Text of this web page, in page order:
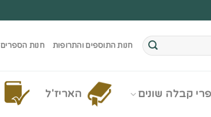
חנות התוספים והתרופות חנות הספרים
קבלה שונים האריז'ל